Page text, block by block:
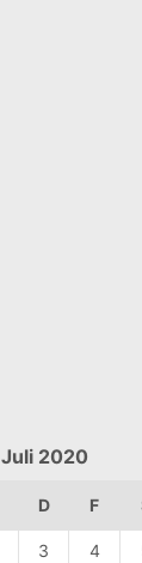
Juli 2020
D F
3 4